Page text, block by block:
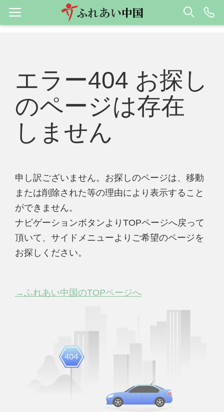
エラー404 お探し
のページは存在
しません
申し訳ございません。お探しのページは、移動
または削除された等の理由により表示すること
ができません。
ナビゲーションボタンよりTOPページへ戻って
頂いて、サイドメニューよりご希望のページを
お探しください。
→ふれあい中国のTOPページへ